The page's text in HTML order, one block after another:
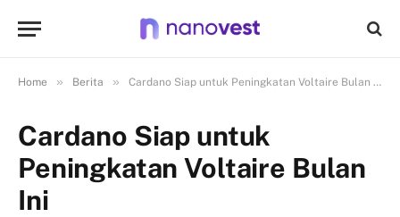
Home » Berita » Cardano Siap untuk Peningkatan Voltaire Bulan Ini
Cardano Siap untuk
Peningkatan Voltaire Bulan
Ini